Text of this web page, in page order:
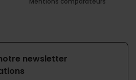
newsletter